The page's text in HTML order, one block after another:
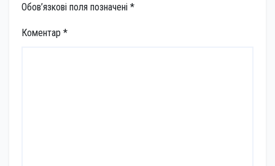
Обов’язкові поля позначені *
Коментар *